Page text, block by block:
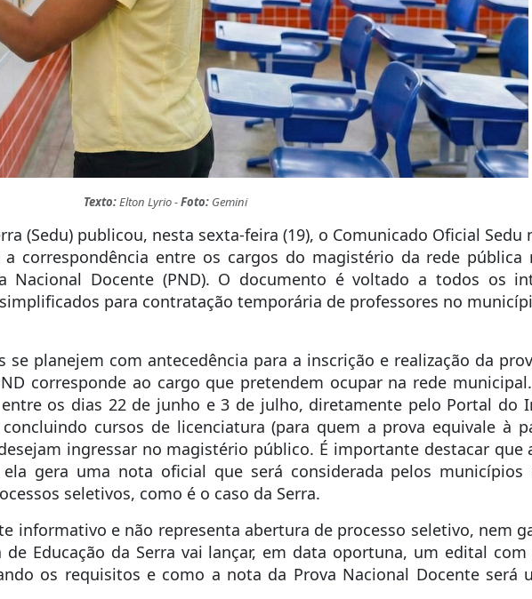
Texto:Elton Lyrio -Foto: Gemini
(Sedu) publicou, nesta sexta-feira (19), o Comunicado Oficial Sedu
correspondência entre os cargos do magistério da rede pública
Nacional Docente (PND). O documento é voltado a todos os
para contratação temporária de professores no
planejem com antecedência para a inscrição e realização da
corresponde ao cargo que pretendem ocupar na rede
os dias 22 de junho e 3 de julho, diretamente pelo Portal do
cursos de licenciatura (para quem a prova equivale à
ingressar no magistério público. É importante destacar que
gera uma nota oficial que será considerada pelos municípios
seletivos, como é o caso da Serra.
informativo e não representa abertura de processo seletivo, nem
de Educação da Serra vai lançar, em data oportuna, um edital
os requisitos e como a nota da Prova Nacional Docente será